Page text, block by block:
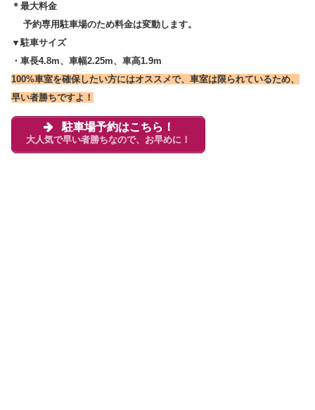
＊最大料金
予約専用駐車場のため料金は変動します。
▼駐車サイズ
・車長4.8m、車幅2.25m、車高1.9m
100%車室を確保したい方にはオススメで、車室は限られているため、
早い者勝ちですよ！
駐車場予約はこちら！
大人気で早い者勝ちなので、お早めに！